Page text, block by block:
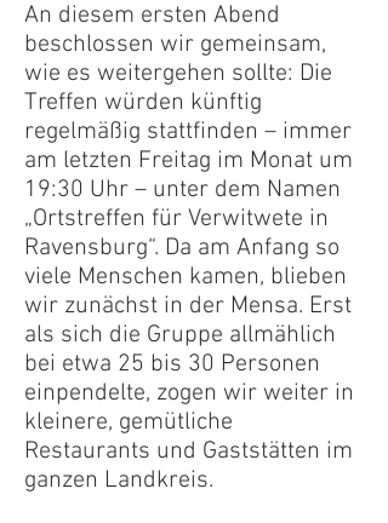
​An diesem ersten Abend
beschlossen wir gemeinsam,
wie es weitergehen sollte: Die
Treffen würden künftig
regelmäßig stattfinden – immer
am letzten Freitag im Monat um
19:30 Uhr – unter dem Namen
„Ortstreffen für Verwitwete in
Ravensburg“. Da am Anfang so
viele Menschen kamen, blieben
wir zunächst in der Mensa. Erst
als sich die Gruppe allmählich
bei etwa 25 bis 30 Personen
einpendelte, zogen wir weiter in
kleinere, gemütliche
Restaurants und Gaststätten im
ganzen Landkreis.